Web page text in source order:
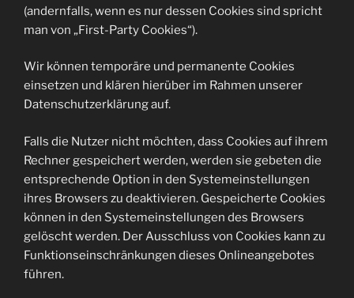
(andernfalls, wenn es nur dessen Cookies sind spricht
man von „First-Party Cookies“).
Wir können temporäre und permanente Cookies
einsetzen und klären hierüber im Rahmen unserer
Datenschutzerklärung auf.
Falls die Nutzer nicht möchten, dass Cookies auf ihrem
Rechner gespeichert werden, werden sie gebeten die
entsprechende Option in den Systemeinstellungen
ihres Browsers zu deaktivieren. Gespeicherte Cookies
können in den Systemeinstellungen des Browsers
gelöscht werden. Der Ausschluss von Cookies kann zu
Funktionseinschränkungen dieses Onlineangebotes
führen.